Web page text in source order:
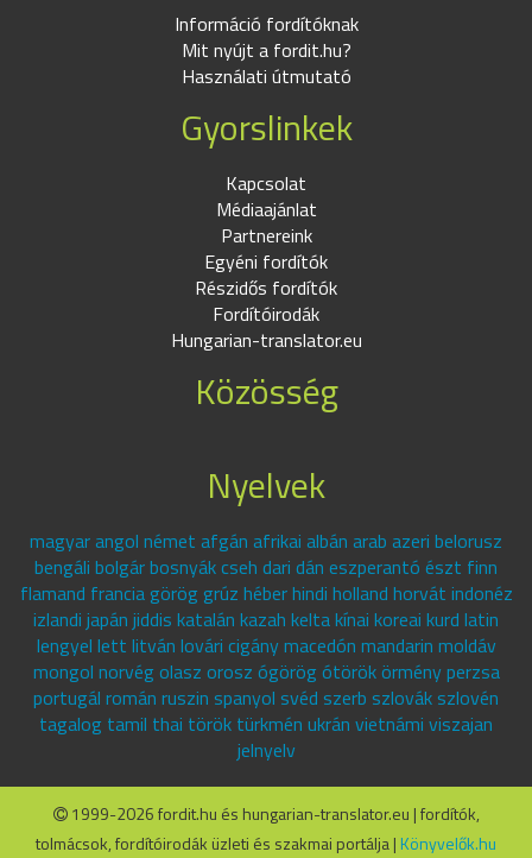
Információ fordítóknak
Mit nyújt a fordit.hu?
Használati útmutató
Gyorslinkek
Kapcsolat
Médiaajánlat
Partnereink
Egyéni fordítók
Részidős fordítók
Fordítóirodák
Hungarian-translator.eu
Közösség
Nyelvek
magyar angol német afgán afrikai albán arab azeri belorusz
bengáli bolgár bosnyák cseh dari dán eszperantó észt finn
flamand francia görög grúz héber hindi holland horvát indonéz
izlandi japán jiddis katalán kazah kelta kínai koreai kurd latin
lengyel lett litván lovári cigány macedón mandarin moldáv
mongol norvég olasz orosz ógörög ótörök örmény perzsa
portugál román ruszin spanyol svéd szerb szlovák szlovén
tagalog tamil thai török türkmén ukrán vietnámi viszajan
jelnyelv
1999-2026 fordit.hu és hungarian-translator.eu | fordítók,
tolmácsok, fordítóirodák üzleti és szakmai portálja | Könyvelők.hu